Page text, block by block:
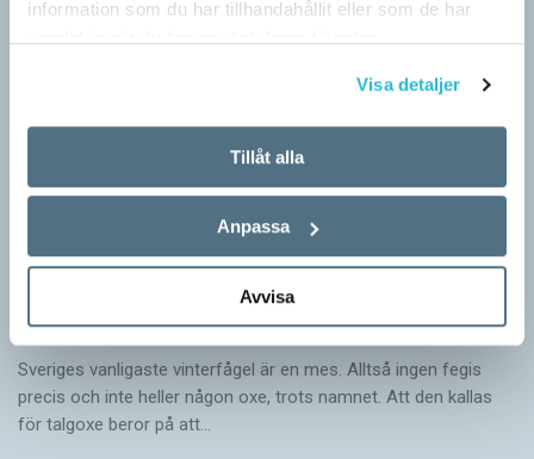
information som du har tillhandahållit eller som de har
Visa detaljer
Tillåt alla
Anpassa
Avvisa
Mesen är ingen fegis
Sveriges vanligaste vinterfågel är en mes. Alltså ingen fegis
precis och inte heller någon oxe, trots namnet. Att den kallas
för talgoxe beror på att…